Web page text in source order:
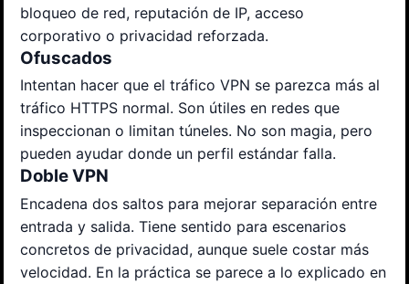
bloqueo de red, reputación de IP, acceso
corporativo o privacidad reforzada.
Ofuscados
Intentan hacer que el tráfico VPN se parezca más al
tráfico HTTPS normal. Son útiles en redes que
inspeccionan o limitan túneles. No son magia, pero
pueden ayudar donde un perfil estándar falla.
Doble VPN
Encadena dos saltos para mejorar separación entre
entrada y salida. Tiene sentido para escenarios
concretos de privacidad, aunque suele costar más
velocidad. En la práctica se parece a lo explicado en